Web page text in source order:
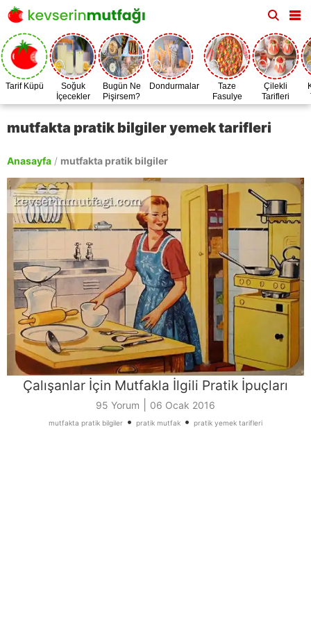
Tarif Küpü
Soğuk
İçecekler
Bugün Ne
Pişirsem?
Dondurmalar
Taze
Fasulye
Zamanı
Çilekli
Tarifleri
mutfakta pratik bilgiler yemek tarifleri
Anasayfa / mutfakta pratik bilgiler
Çalışanlar İçin Mutfakla İlgili Pratik İpuçları
95 Yorum 06 Ocak 2016
mutfakta pratik bilgiler • pratik mutfak • pratik yemek tarifleri